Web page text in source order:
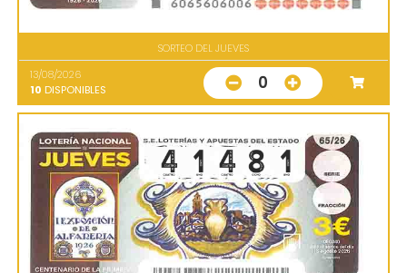
SORTEO DEL JUEVES
13/08/2026
10 DISPONIBLES 0